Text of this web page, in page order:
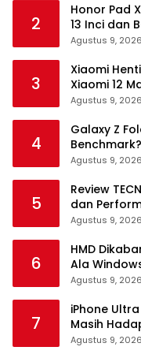
2
Honor Pad
13 Inci dan
Agustus 9, 2026
3
Xiaomi
Xiaomi 12
Agustus 9, 2026
4
Galaxy Z
Agustus 9, 2026
5
Review
dan
Agustus 9, 2026
6
HMD
Ala
Agustus 9, 2026
7
iPhone
Masih
Agustus 9, 2026